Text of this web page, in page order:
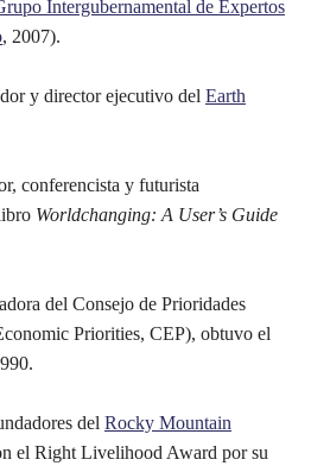
Intergubernamental de Expertos
, 2007).
y director ejecutivo del Earth
conferencista y futurista
Worldchanging: A User’s Guide
del Consejo de Prioridades
Priorities, CEP), obtuvo el
del Rocky Mountain
el Right Livelihood Award por su